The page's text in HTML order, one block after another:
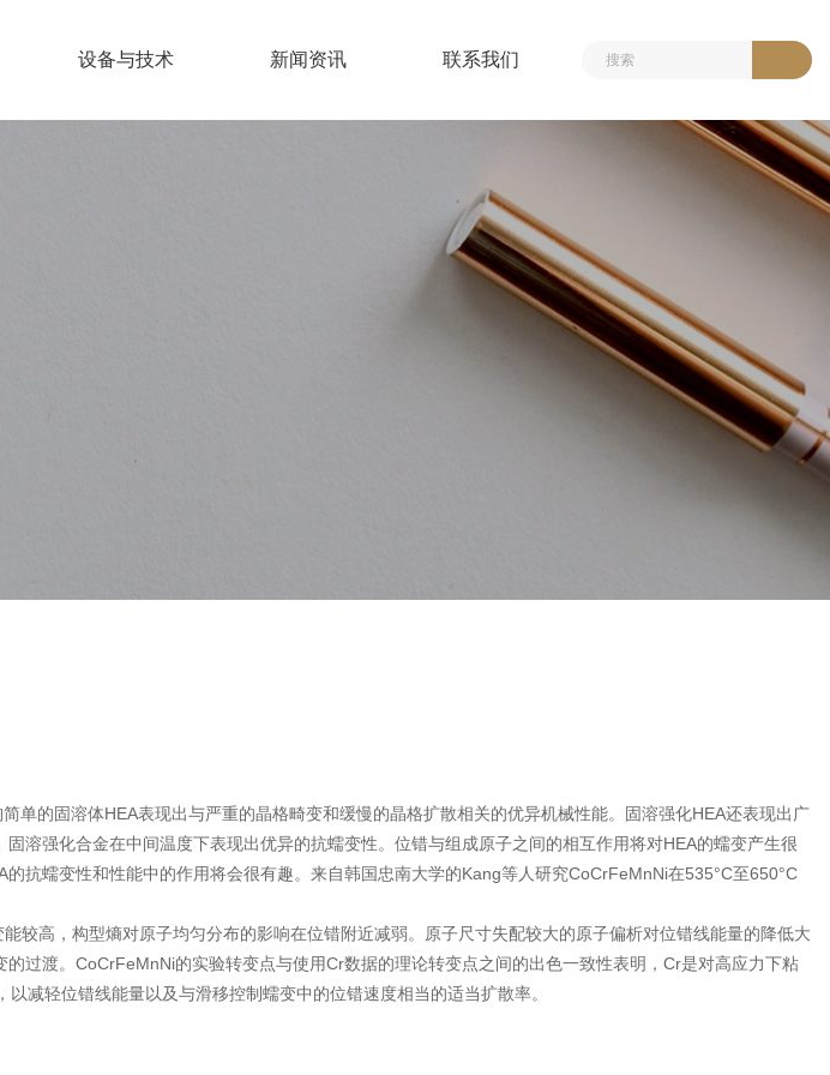
设备与技术 新闻资讯 联系我们
的固溶体HEA表现出与严重的晶格畸变和缓慢的晶格扩散相关的优异机械性能。固溶强化HEA还表现出广
溶强化合金在中间温度下表现出优异的抗蠕变性。位错与组成原子之间的相互作用将对HEA的蠕变产生很
抗蠕变性和性能中的作用将会很有趣。来自韩国忠南大学的Kang等人研究CoCrFeMnNi在535°C至650°C
高，构型熵对原子均匀分布的影响在位错附近减弱。原子尺寸失配较大的原子偏析对位错线能量的降低大
过渡。CoCrFeMnNi的实验转变点与使用Cr数据的理论转变点之间的出色一致性表明，Cr是对高应力下粘
减轻位错线能量以及与滑移控制蠕变中的位错速度相当的适当扩散率。